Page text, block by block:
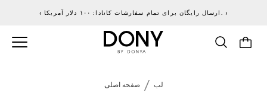
‹ ›
صفحه اصلی / لب